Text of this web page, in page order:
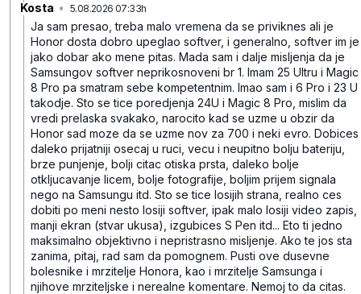
Kosta • 5.08.2026 07:33h
Ja sam presao, treba malo vremena da se priviknes ali je
Honor dosta dobro upeglao softver, i generalno, softver im je
jako dobar ako mene pitas. Mada sam i dalje misljenja da je
Samsungov softver neprikosnoveni br 1. Imam 25 Ultru i Magic
8 Pro pa smatram sebe kompetentnim. Imao sam i 6 Pro i 23 U
takodje. Sto se tice poredjenja 24U i Magic 8 Pro, mislim da
vredi prelaska svakako, narocito kad se uzme u obzir da
Honor sad moze da se uzme nov za 700 i neki evro. Dobices
daleko prijatniji osecaj u ruci, vecu i neupitno bolju bateriju,
brze punjenje, bolji citac otiska prsta, daleko bolje
otkljucavanje licem, bolje fotografije, boljim prijem signala
nego na Samsungu itd. Sto se tice losijih strana, realno ces
dobiti po meni nesto losiji softver, ipak malo losiji video zapis,
manji ekran (stvar ukusa), izgubices S Pen itd... Eto ti jedno
maksimalno objektivno i nepristrasno misljenje. Ako te jos sta
zanima, pitaj, rad sam da pomognem. Pusti ove dusevne
bolesnike i mrzitelje Honora, kao i mrzitelje Samsunga i
njihove mrziteljske i nerealne komentare. Nemoj to da citas.